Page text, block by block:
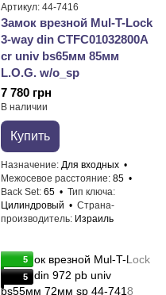
Артикул: 44-7416
Замок врезной Mul-T-Lock
3-way din CTFC01032800A
cr univ bs65мм 85мм
L.O.G. w/o_sp
7 780 грн
В наличии
Купить
Назначение Для входных
Межосевое расстояние 85
Back Set 65
Тип ключа
Цилиндровый
Страна-
производитель Израиль
5
5